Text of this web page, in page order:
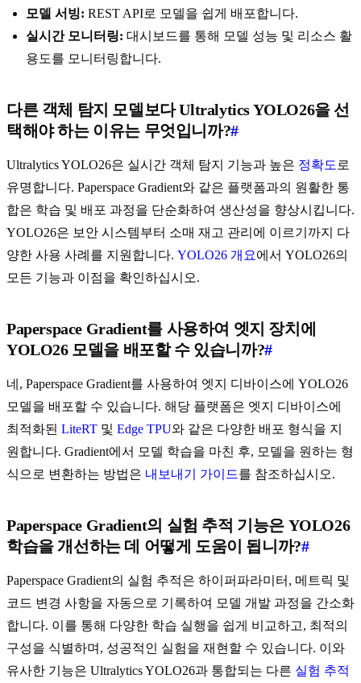
모델 서빙: REST API로 모델을 쉽게 배포합니다.
실시간 모니터링: 대시보드를 통해 모델 성능 및 리소스 활
용도를 모니터링합니다.
다른 객체 탐지 모델보다 Ultralytics YOLO26을 선
택해야 하는 이유는 무엇입니까?#
Ultralytics YOLO26은 실시간 객체 탐지 기능과 높은 정확도 로
유명합니다. Paperspace Gradient와 같은 플랫폼과의 원활한 통
합은 학습 및 배포 과정을 단순화하여 생산성을 향상시킵니다.
YOLO26은 보안 시스템부터 소매 재고 관리에 이르기까지 다
양한 사용 사례를 지원합니다. YOLO26 개요에서 YOLO26의
모든 기능과 이점을 확인하십시오.
Paperspace Gradient를 사용하여 엣지 장치에
YOLO26 모델을 배포할 수 있습니까?#
네, Paperspace Gradient를 사용하여 엣지 디바이스에 YOLO26
모델을 배포할 수 있습니다. 해당 플랫폼은 엣지 디바이스에
최적화된 LiteRT 및 Edge TPU와 같은 다양한 배포 형식을 지
원합니다. Gradient에서 모델 학습을 마친 후, 모델을 원하는 형
식으로 변환하는 방법은 내보내기 가이드를 참조하십시오.
Paperspace Gradient의 실험 추적 기능은 YOLO26
학습을 개선하는 데 어떻게 도움이 됩니까?#
Paperspace Gradient의 실험 추적은 하이퍼파라미터, 메트릭 및
코드 변경 사항을 자동으로 기록하여 모델 개발 과정을 간소화
합니다. 이를 통해 다양한 학습 실행을 쉽게 비교하고, 최적의
구성을 식별하며, 성공적인 실험을 재현할 수 있습니다. 이와
유사한 기능은 Ultralytics YOLO26과 통합되는 다른 실험 추적